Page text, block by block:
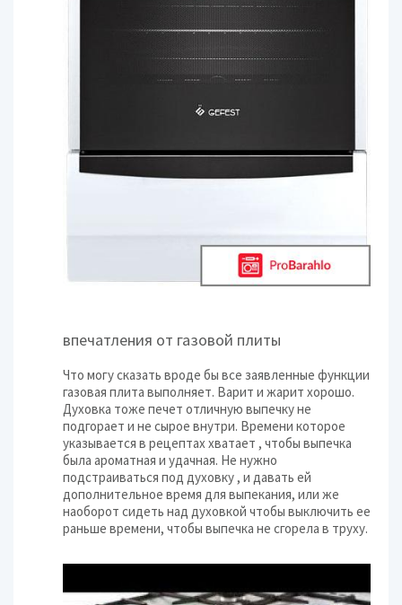
впечатления от газовой плиты
Что могу сказать вроде бы все заявленные функции
газовая плита выполняет. Варит и жарит хорошо.
Духовка тоже печет отличную выпечку не
подгорает и не сырое внутри. Времени которое
указывается в рецептах хватает , чтобы выпечка
была ароматная и удачная. Не нужно
подстраиваться под духовку , и давать ей
дополнительное время для выпекания, или же
наоборот сидеть над духовкой чтобы выключить ее
раньше времени, чтобы выпечка не сгорела в труху.